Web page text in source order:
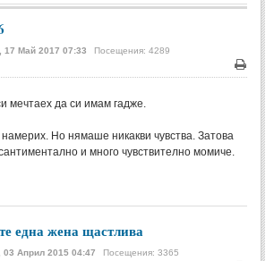
(10)
17 Май 2017 07:33 Посещения: 4289
Печат
мечтаех да си имам гадже.
Но нямаше никакви чувства. Затова
и много чувствително момиче.
една жена щастлива
03 Април 2015 04:47 Посещения: 3365